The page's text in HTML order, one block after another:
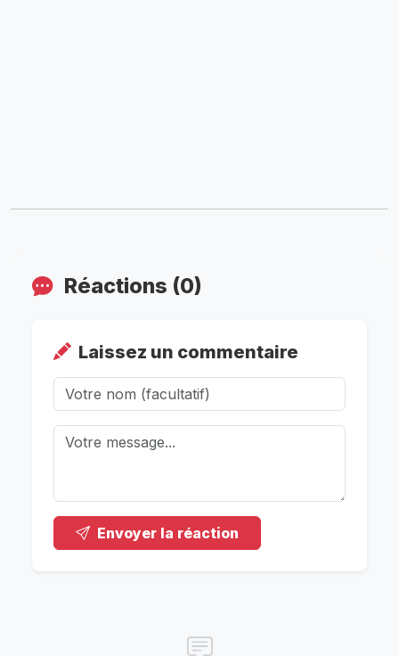
Réactions (0)
Laissez un commentaire
Envoyer la réaction